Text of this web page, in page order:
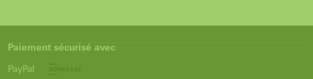
Paiement sécurisé avec
PayPal